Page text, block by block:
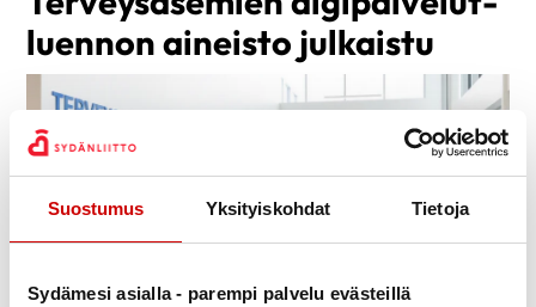
Suostumus Yksityiskohdat Tietoja
Sydämesi asialla - parempi palvelu evästeillä
luennon aineisto julkaistu